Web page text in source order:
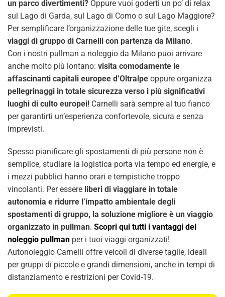
un parco divertimenti? Oppure vuoi goderti un po’ di relax
sul Lago di Garda, sul Lago di Como o sul Lago Maggiore?
Per semplificare l’organizzazione delle tue gite, scegli i
viaggi di gruppo di Carnelli con partenza da Milano.
Con i nostri pullman a noleggio da Milano puoi arrivare
anche molto più lontano: visita comodamente le
affascinanti capitali europee d’Oltralpe oppure organizza
pellegrinaggi in totale sicurezza verso i più significativi
luoghi di culto europei! Carnelli sarà sempre al tuo fianco
per garantirti un’esperienza confortevole, sicura e senza
imprevisti.
Spesso pianificare gli spostamenti di più persone non è
semplice, studiare la logistica porta via tempo ed energie, e
i mezzi pubblici hanno orari e tempistiche troppo
vincolanti. Per essere liberi di viaggiare in totale
autonomia e ridurre l’impatto ambientale degli
spostamenti di gruppo, la soluzione migliore è un viaggio
organizzato in pullman. Scopri qui tutti i vantaggi del
noleggio pullman per i tuoi viaggi organizzati!
Autonoleggio Carnelli offre veicoli di diverse taglie, ideali
per gruppi di piccole e grandi dimensioni, anche in tempi di
distanziamento e restrizioni per Covid-19.